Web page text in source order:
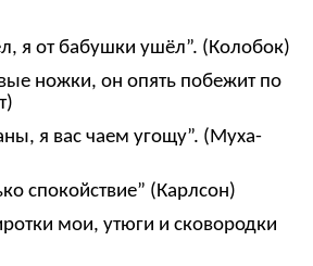
я от бабушки ушёл”. (Колобок)
ножки, он опять побежит по
я вас чаем угощу”. (Муха-
спокойствие” (Карлсон)
мои, утюги и сковородки